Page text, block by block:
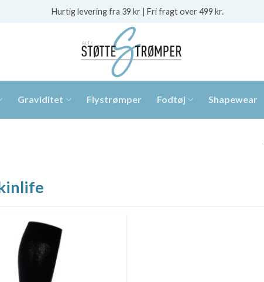
Hurtig levering fra 39 kr | Fri fragt over 499 kr.
Graviditet Flystrømper Fodtøj Shapewear